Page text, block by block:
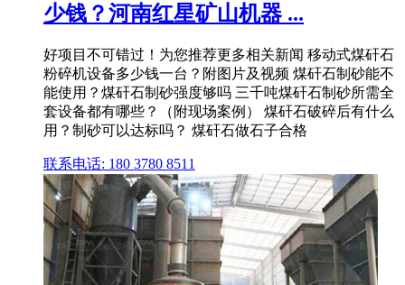
少钱？河南红星矿山机器 ...
好项目不可错过！为您推荐更多相关新闻 移动式煤矸石
粉碎机设备多少钱一台？附图片及视频 煤矸石制砂能不
能使用？煤矸石制砂强度够吗 三千吨煤矸石制砂所需全
套设备都有哪些？（附现场案例） 煤矸石破碎后有什么
用？制砂可以达标吗？ 煤矸石做石子合格
联系电话: 180 3780 8511